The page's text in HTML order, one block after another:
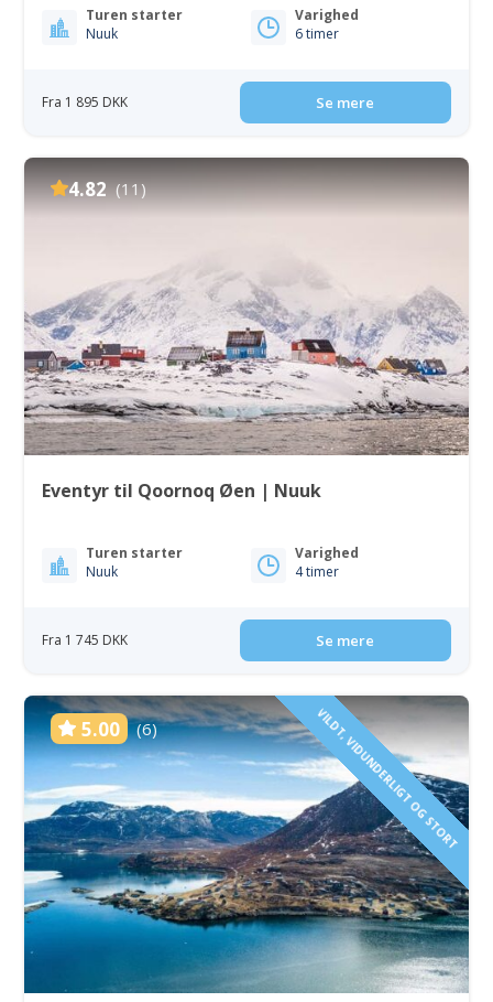
Turen starter
Nuuk
Varighed
6 timer
Fra 1 895 DKK Se mere
4.82 (11)
Eventyr til Qoornoq Øen | Nuuk
Turen starter
Nuuk
Varighed
4 timer
Fra 1 745 DKK Se mere
5.00 (6) VILDT, VIDUNDERLIGT OG STORT